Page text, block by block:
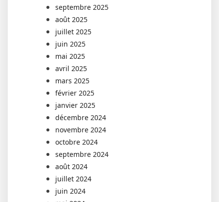
septembre 2025
août 2025
juillet 2025
juin 2025
mai 2025
avril 2025
mars 2025
février 2025
janvier 2025
décembre 2024
novembre 2024
octobre 2024
septembre 2024
août 2024
juillet 2024
juin 2024